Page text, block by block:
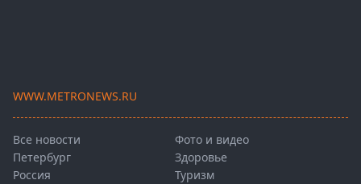
WWW.METRONEWS.RU
Все новости
Петербург
Россия
Фото и видео
Здоровье
Туризм